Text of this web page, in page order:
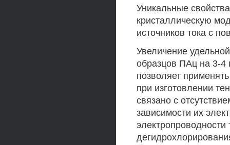
Уникальные
кристаллическую
источников тока с
Увеличение
образцов ПАц на 3-4
позволяет
при изготовлении
связано с
зависимости их